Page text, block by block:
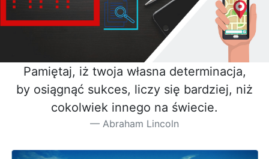
Pamiętaj, iż twoja własna determinacja,
by osiągnąć sukces, liczy się bardziej, niż
cokolwiek innego na świecie.
Abraham Lincoln